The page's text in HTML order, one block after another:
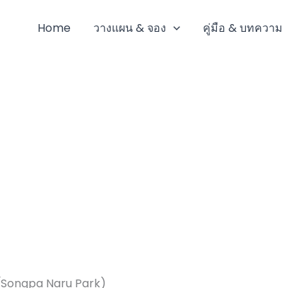
Home วางแผน & จอง คู่มือ & บทความ
Naru Park)